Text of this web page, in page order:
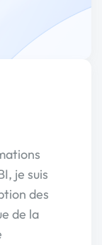
je suis
des
de la